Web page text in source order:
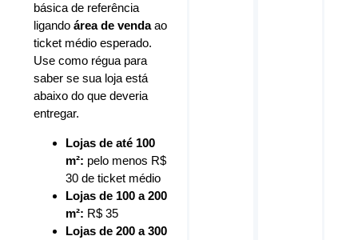
básica de referência
ligandoárea de vendaao
ticket médio esperado.
Use como régua para
saber se sua loja está
abaixo do que deveria
entregar.
Lojas de até 100
m²: pelo menos R$
30 de ticket médio
Lojas de 100 a 200
m²: R$ 35
Lojas de 200 a 300